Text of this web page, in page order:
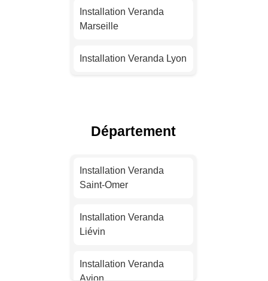
Installation Veranda
Marseille
Installation Veranda Lyon
Installation Veranda Nice
Installation Veranda
Nantes
Installation Veranda
Strasbourg
Installation Veranda
Montpellier
Département
Installation Veranda
Saint-Omer
Installation Veranda
Liévin
Installation Veranda
Avion